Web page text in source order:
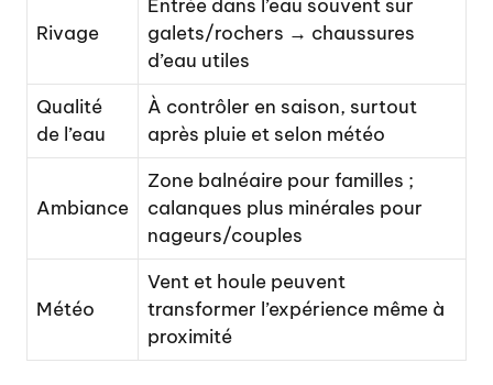
Rivage
Entrée dans l’eau souvent sur
galets/rochers → chaussures
d’eau utiles
Qualité
de l’eau
À contrôler en saison, surtout
après pluie et selon météo
Ambiance
Zone balnéaire pour familles ;
calanques plus minérales pour
nageurs/couples
Météo
Vent et houle peuvent
transformer l’expérience même à
proximité